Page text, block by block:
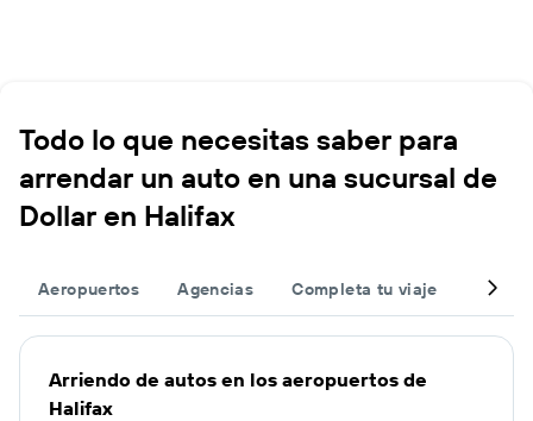
Todo lo que necesitas saber para
arrendar un auto en una sucursal de
Dollar en Halifax
Aeropuertos Agencias Completa tu viaje Otros
Arriendo de autos en los aeropuertos de
Halifax